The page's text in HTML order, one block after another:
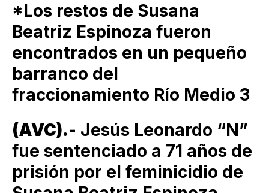
*Los restos de Susana
Beatriz Espinoza fueron
encontrados en un pequeño
barranco del
fraccionamiento Río Medio 3
(AVC).- Jesús Leonardo “N”
fue sentenciado a 71 años de
prisión por el feminicidio de